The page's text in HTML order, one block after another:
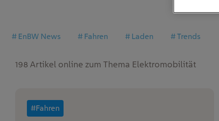
# EnBW News # Fahren # Laden # Trends
198 Artikel online zum Thema Elektromobilität
#Fahren